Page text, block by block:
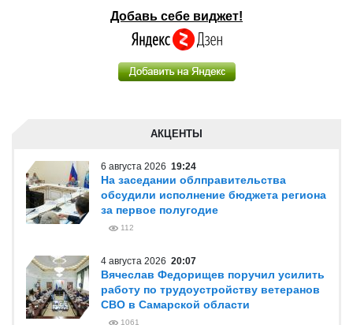
Добавь себе виджет!
АКЦЕНТЫ
6 августа 2026 19:24
На заседании облправительства
обсудили исполнение бюджета региона
за первое полугодие
112
4 августа 2026 20:07
Вячеслав Федорищев поручил усилить
работу по трудоустройству ветеранов
СВО в Самарской области
1061